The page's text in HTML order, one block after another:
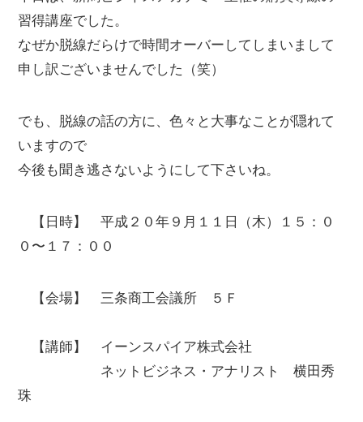
習得講座でした。
なぜか脱線だらけで時間オーバーしてしまいまして
申し訳ございませんでした（笑）
でも、脱線の話の方に、色々と大事なことが隠れて
いますので
今後も聞き逃さないようにして下さいね。
【日時】 平成２０年９月１１日（木）１５：０
０〜１７：００
【会場】 三条商工会議所 ５Ｆ
【講師】 イーンスパイア株式会社
ネットビジネス・アナリスト 横田秀
珠